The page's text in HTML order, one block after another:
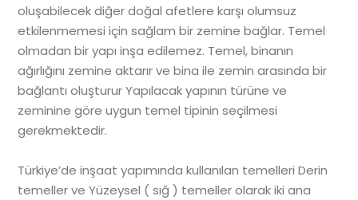
oluşabilecek diğer doğal afetlere karşı olumsuz
etkilenmemesi için sağlam bir zemine bağlar. Temel
olmadan bir yapı inşa edilemez. Temel, binanın
ağırlığını zemine aktarır ve bina ile zemin arasında bir
bağlantı oluşturur Yapılacak yapının türüne ve
zeminine göre uygun temel tipinin seçilmesi
gerekmektedir.
Türkiye’de inşaat yapımında kullanılan temelleri Derin
temeller ve Yüzeysel ( sığ ) temeller olarak iki ana